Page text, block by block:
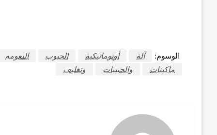
الوسوم: آلة أوتوماتيكية الحبوب النعومه
ماكينات
والحبيبات وتغليف